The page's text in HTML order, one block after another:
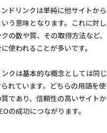
ドリンクは単純に他サイトから
う意味となります。これに対し
の数や質、その取得方法など、
使われることが多いです。
クは基本的な概念としては同じ
れています。どちらの用語を使
であり、信頼性の高いサイトか
の成功につながります。